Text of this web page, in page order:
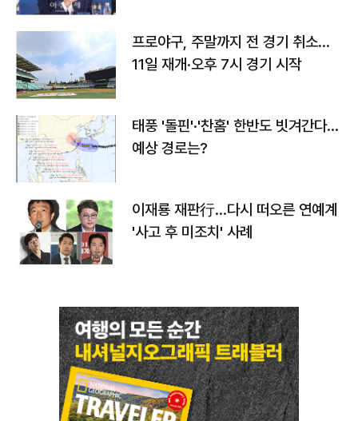
프로야구, 주말까지 전 경기 취소…
11일 재개·오후 7시 경기 시작
태풍 '돌핀'·'찬홈' 한반도 빗겨간다…
예상 경로는?
이재룡 재판行…다시 떠오른 연예계
'사고 후 미조치' 사례